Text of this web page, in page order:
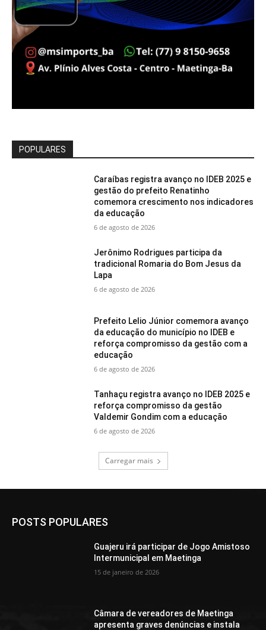
POPULARES
Caraíbas registra avanço no IDEB 2025 e
gestão do prefeito Renatinho
comemora crescimento nos indicadores
da educação
6 de agosto de 2026
Jerônimo Rodrigues participa da
tradicional Romaria do Bom Jesus da
Lapa
6 de agosto de 2026
Prefeito Lelio Júnior comemora avanço
da educação do município no IDEB e
reforça compromisso da gestão com a
educação
6 de agosto de 2026
Tanhaçu registra avanço no IDEB 2025 e
reforça compromisso da gestão
Valdemir Gondim com a educação
6 de agosto de 2026
Carregar mais
POSTS POPULARES
Guajeru irá participar de Jogo Amistoso
Intermunicipal em Maetinga
15 de janeiro de 2026
Câmara de vereadores de Maetinga
apresenta graves denúncias e instala